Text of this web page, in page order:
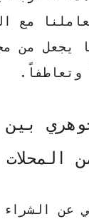
مع
يجعل من
وتعاطفاً.
بين
المحلات
عن